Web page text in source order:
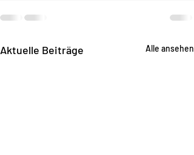
Aktuelle Beiträge Alle ansehen